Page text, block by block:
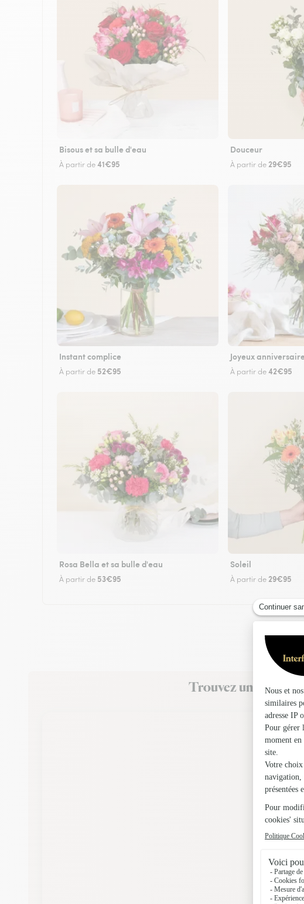
Bisous et sa bulle d'eau
À partir de41€95
Douceur
À partir de 29€95
Instant complice
À partir de 52€95
Joyeux anniversaire
À partir de42€95
Rosa Bella et sa bulle d'eau
À partir de 53€95
Soleil
À partir de 29€95
Trouvez un